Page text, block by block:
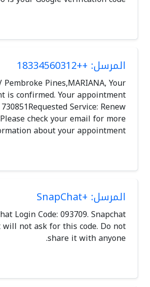
المرسل: ++18334560312
Pembroke Pines,MARIANA, Your
is confirmed. Your appointment
Service: Renew
check your email for more
about your appointment.
المرسل: +SnapChat
Login Code: 093709. Snapchat
not ask for this code. Do not
share it with anyone.